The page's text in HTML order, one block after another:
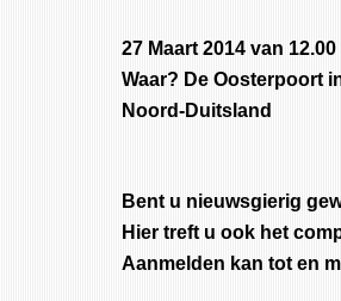
27 Maart 2014 van
Waar? De Oosterpoort
Noord-Duitsland
Bent u nieuwsgierig
Hier treft u ook het
Aanmelden kan tot en